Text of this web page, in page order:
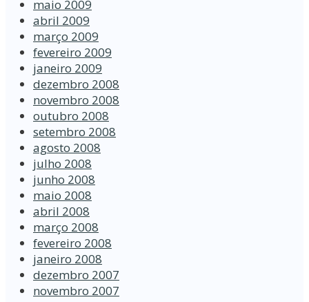
maio 2009
abril 2009
março 2009
fevereiro 2009
janeiro 2009
dezembro 2008
novembro 2008
outubro 2008
setembro 2008
agosto 2008
julho 2008
junho 2008
maio 2008
abril 2008
março 2008
fevereiro 2008
janeiro 2008
dezembro 2007
novembro 2007